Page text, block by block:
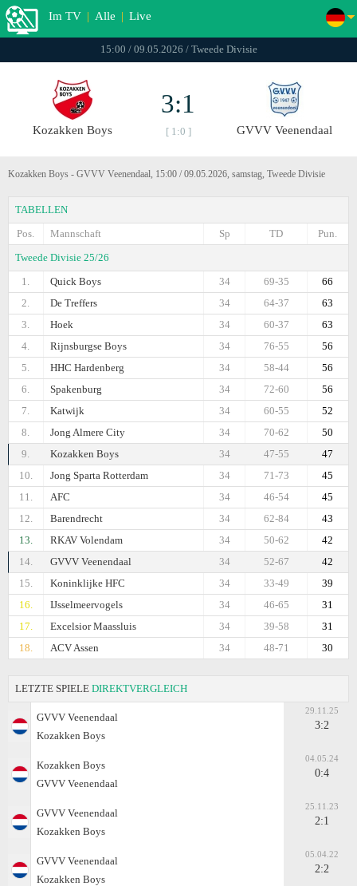
Im TV | Alle | Live
15:00 / 09.05.2026 / Tweede Divisie
Kozakken Boys
3:1
[ 1:0 ] GVVV Veenendaal
Kozakken Boys - GVVV Veenendaal, 15:00 / 09.05.2026, samstag, Tweede Divisie
TABELLEN
Pos.
Mannschaft Pun.
TD
Sp
Tweede Divisie 25/26
1.
Quick Boys 66
69-35
34
2.
De Treffers 63
64-37
34
3.
Hoek 63
60-37
34
4.
Rijnsburgse Boys 56
76-55
34
5.
HHC Hardenberg 56
58-44
34
6.
Spakenburg 56
72-60
34
7.
Katwijk 52
60-55
34
8.
Jong Almere City 50
70-62
34
9.
Kozakken Boys 47
47-55
34
10.
Jong Sparta Rotterdam 45
71-73
34
11.
AFC 45
46-54
34
12.
Barendrecht 43
62-84
34
13.
RKAV Volendam 42
50-62
34
14.
GVVV Veenendaal 42
52-67
34
15.
Koninklijke HFC 39
33-49
34
16.
IJsselmeervogels 31
46-65
34
17.
Excelsior Maassluis 31
39-58
34
18.
ACV Assen 30
48-71
34
LETZTE SPIELE DIREKTVERGLEICH
GVVV Veenendaal
Kozakken Boys
29.11.25
3:2
Kozakken Boys
GVVV Veenendaal
04.05.24
0:4
GVVV Veenendaal
Kozakken Boys
25.11.23
2:1
GVVV Veenendaal
Kozakken Boys
05.04.22
2:2